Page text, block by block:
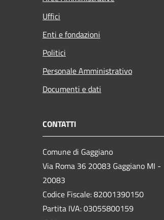
Uffici
Enti e fondazioni
Politici
Personale Amministrativo
Documenti e dati
CONTATTI
Comune di Gaggiano
Via Roma 36 20083 Gaggiano MI -
20083
Codice Fiscale: 82001390150
Partita IVA: 03055800159